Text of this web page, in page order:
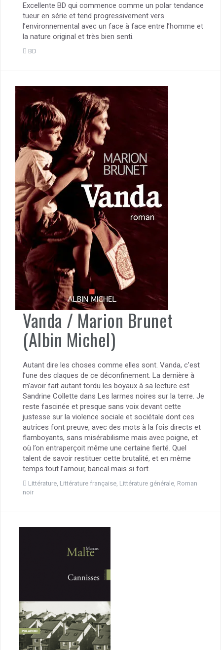
Excellente BD qui commence comme un polar tendance
tueur en série et tend progressivement vers
l’environnemental avec un face à face entre l’homme et
la nature original et très bien senti.
BD
Vanda / Marion Brunet
(Albin Michel)
Autant dire les choses comme elles sont. Vanda, c’est
l’une des claques de ce déconfinement. La dernière à
m’avoir fait autant tordu les boyaux à sa lecture est
Sandrine Collette dans Les larmes noires sur la terre. Je
reste fascinée et presque sans voix devant cette
justesse sur la violence sociale et sociétale dont ces
autrices font preuve, avec des mots à la fois directs et
flamboyants, sans misérabilisme mais avec poigne, et
où l’on entraperçoit même une certaine fierté. Quel
talent de savoir restituer cette brutalité, et en même
temps tout l’amour, bancal mais si fort.
Littérature Littérature française Littérature générale Roman
noir